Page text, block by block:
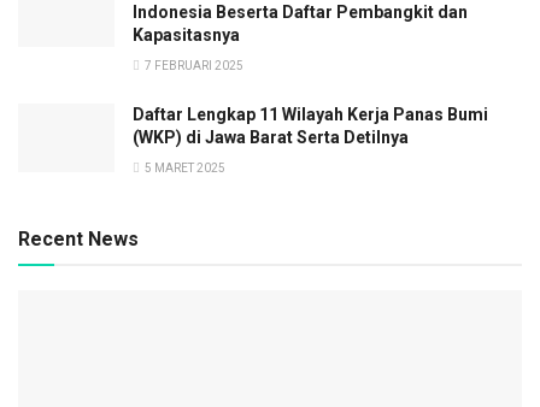
Indonesia Beserta Daftar Pembangkit dan
Kapasitasnya
7 FEBRUARI 2025
Daftar Lengkap 11 Wilayah Kerja Panas Bumi
(WKP) di Jawa Barat Serta Detilnya
5 MARET 2025
Recent News